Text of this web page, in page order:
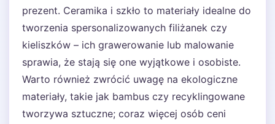
prezent. Ceramika i szkło to materiały idealne do
tworzenia spersonalizowanych filiżanek czy
kieliszków – ich grawerowanie lub malowanie
sprawia, że stają się one wyjątkowe i osobiste.
Warto również zwrócić uwagę na ekologiczne
materiały, takie jak bambus czy recyklingowane
tworzywa sztuczne; coraz więcej osób ceni